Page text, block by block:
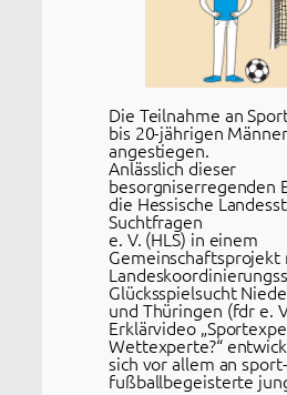
Die Teilnahme an
bis 20-jährigen
angestiegen.
Anlässlich dieser
besorgniserregenden
die Hessische
Suchtfragen
e. V. (HLS) in einem
Gemeinschaftsprojekt
Glücksspielsucht
und Thüringen (fdr e.
Erklärvideo
Wettexperte?“
sich vor allem an
fußballbegeisterte